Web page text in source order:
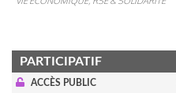
PARTICIPATIF
ACCÈS PUBLIC